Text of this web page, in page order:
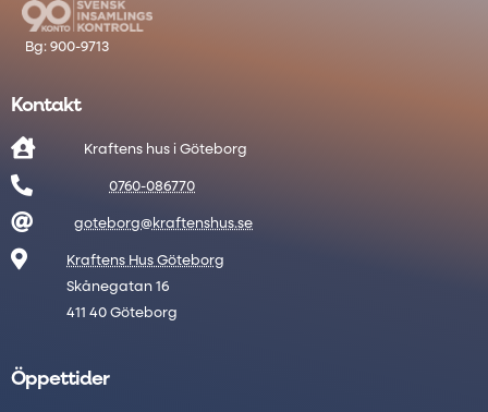
Kontakt
 Kraftens hus i Göteborg
 0760-086770
 goteborg@kraftenshus.se

Kraftens Hus Göteborg
Skånegatan 16
411 40 Göteborg
Öppettider